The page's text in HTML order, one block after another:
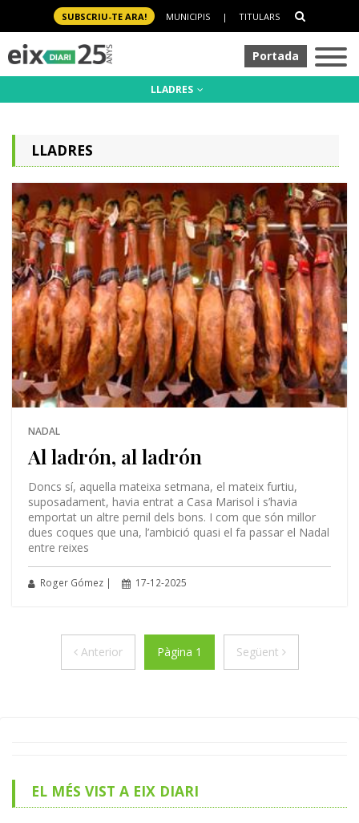
SUBSCRIU-TE ARA! MUNICIPIS | TITULARS
Portada
LLADRES
LLADRES
NADAL
Al ladrón, al ladrón
Doncs sí, aquella mateixa setmana, el mateix furtiu,
suposadament, havia entrat a Casa Marisol i s’havia
emportat un altre pernil dels bons. I com que són millor
dues coques que una, l’ambició quasi el fa passar el Nadal
entre reixes
Roger Gómez | 17-12-2025
AnteriorAnteriorPàgina 1 Següent Següent
EL MÉS VIST A EIX DIARI